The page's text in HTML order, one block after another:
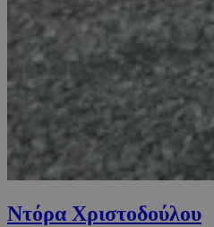
Ντόρα Χριστοδούλου